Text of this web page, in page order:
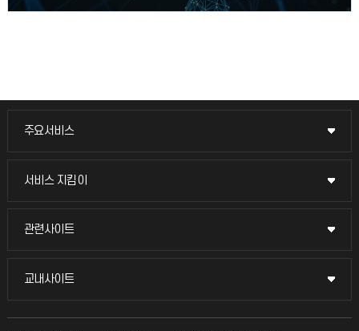
주요서비스
주요서비스
교무회의방송
서비스 지킴이
서비스 지킴이
묻고 답하기
관련사이트
관련사이트
국방헬프콜
교내사이트
교내사이트
교수회